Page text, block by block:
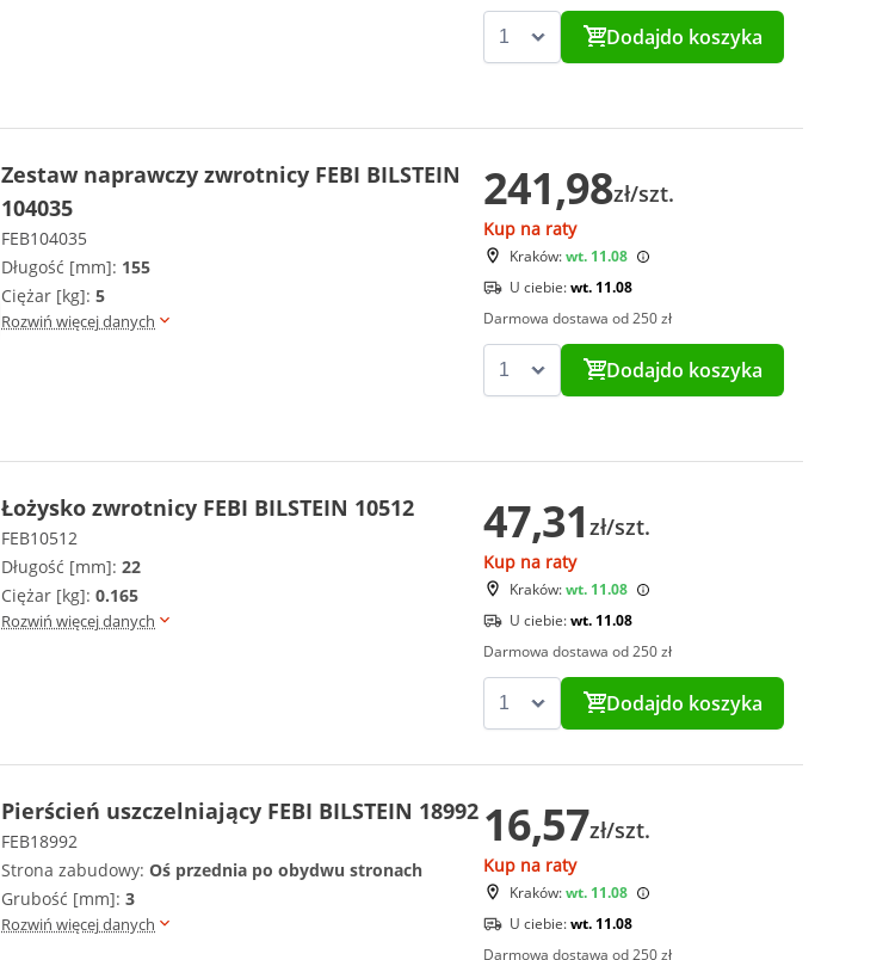
Dodajdo koszyka
Zestaw naprawczy zwrotnicy FEBI BILSTEIN
104035
FEB104035
Długość [mm]: 155
Ciężar [kg]: 5
Rozwiń więcej danych
241,98zł/szt.
Kup na raty
Kraków:wt. 11.08
U ciebie:wt. 11.08
Darmowa dostawa od 250 zł
Dodajdo koszyka
Łożysko zwrotnicy FEBI BILSTEIN 10512
FEB10512
Długość [mm]: 22
Ciężar [kg]: 0.165
Rozwiń więcej danych
47,31 zł/szt.
Kup na raty
Kraków:wt. 11.08
U ciebie:wt. 11.08
Darmowa dostawa od 250 zł
Dodajdo koszyka
Pierścień uszczelniający FEBI BILSTEIN 18992
FEB18992
Strona zabudowy: Oś przednia po obydwu stronach
Grubość [mm]: 3
Rozwiń więcej danych
16,57zł/szt.
Kup na raty
Kraków:wt. 11.08
U ciebie:wt. 11.08
Darmowa dostawa od 250 zł